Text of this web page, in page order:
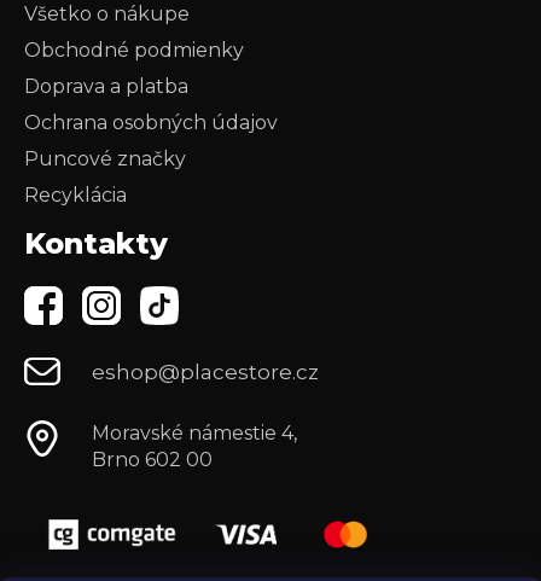
Všetko o nákupe
Obchodné podmienky
Doprava a platba
Ochrana osobných údajov
Puncové značky
Recyklácia
Kontakty
eshop@placestore.cz
Moravské námestie 4,
Brno 602 00